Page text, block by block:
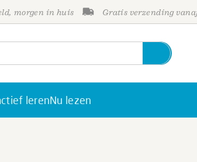
morgen in huis Gratis verzending
lerenNu lezen